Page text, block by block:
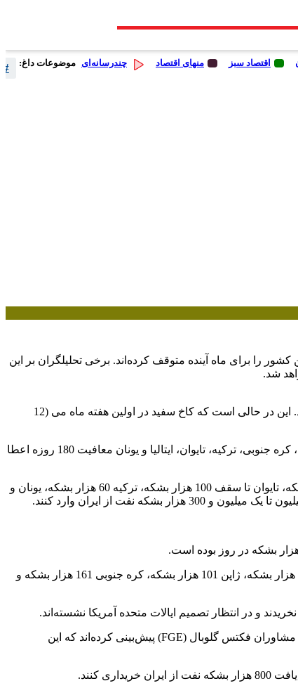
اقتصاد سبز منهای اقتصاد چندرسانه‌ای موضوعات داغ: #
را برای ماه آینده متوقف کرده‌اند. برخی تحلیلگران بر این
شد.
ها، خرید نفت از این کشور را برای ماه آینده متوقف کرده‌اند. این در حالی است که کاخ سفید در اولین هفته ماه می (12
، یک روز پیش از اجرایی شدن تحریم‌های آمریکا علیه صنعت نفت ایران، مقامات این کشور به هشت کشور چین، هند، ژاپن، کره جنوبی، ترکیه، تایوان، ایتالیا و یونان معافیت 180 روزه اعطا
بر اساس معافیت‌های اعطاشده، چین مجاز شد روزانه 360 هزار بشکه، هند 300 هزار بشکه، ژاپن 50 تا 150 هزار بشکه، کره جنوبی 130 هزار بشکه، تایوان تا سقف 100 هزار بشکه، ترکیه 60 هزار بشکه، یونان و
سه کشور تایوان، ایتالیا و یونان طی این دوره هیچ نفتی از ایران خریداری نکرده‌اند. در همین دوره، چین به طور متوسط 399 هزار بشکه، هند 252 هزار بشکه، ژاپن 101 هزار بشکه، کره جنوبی 161 هزار بشکه و
و در انتظار تصمیم ایالات متحده آمریکا نشسته‌اند.
در حالی که آمریکا در نظر دارد با افزایش فشارها، صادرات نفت ایران را به صفر برساند، برخی کارشناسان حوزه نفت از جمله تحلیلگران گروه مشاوران فکتس گلوبال (FGE) پیش‌بینی کرده‌اند که این
کنند.